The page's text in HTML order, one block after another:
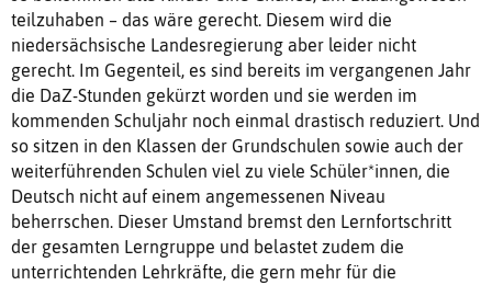
teilzuhaben – das wäre gerecht. Diesem wird die
niedersächsische Landesregierung aber leider nicht
gerecht. Im Gegenteil, es sind bereits im vergangenen Jahr
die DaZ-Stunden gekürzt worden und sie werden im
kommenden Schuljahr noch einmal drastisch reduziert. Und
so sitzen in den Klassen der Grundschulen sowie auch der
weiterführenden Schulen viel zu viele Schüler*innen, die
Deutsch nicht auf einem angemessenen Niveau
beherrschen. Dieser Umstand bremst den Lernfortschritt
der gesamten Lerngruppe und belastet zudem die
unterrichtenden Lehrkräfte, die gern mehr für die